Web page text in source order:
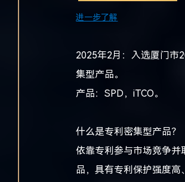
进一步了解
2025年2月：入选厦门市
集型产品。
产品：SPD，iTCO。
什么是专利密集型产品？
依靠专利参与市场竞争并
品，具有专利保护强度高